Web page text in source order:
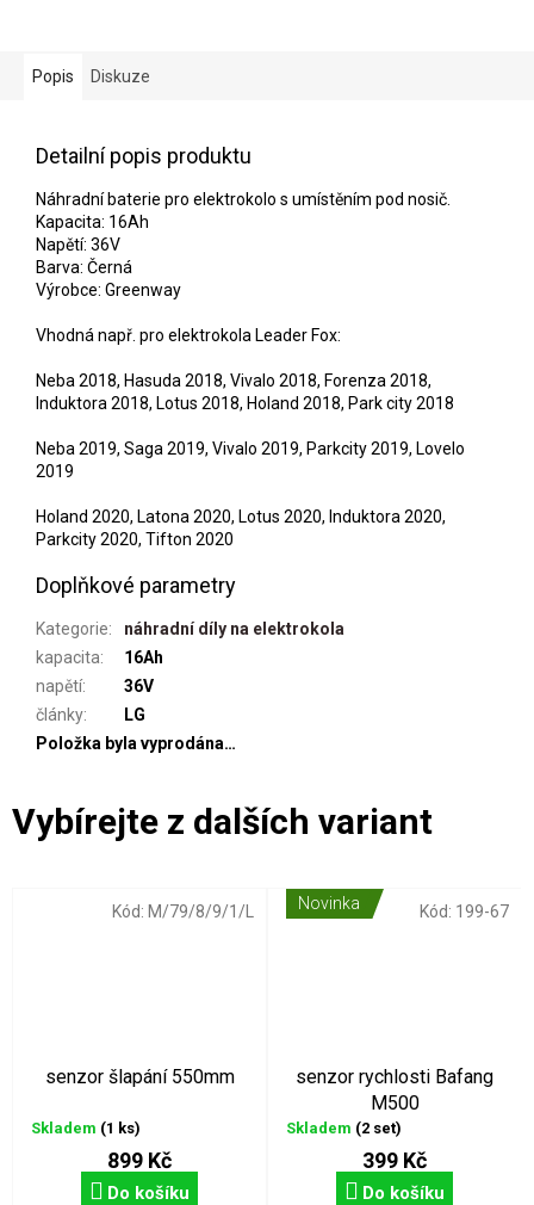
Popis Diskuze
Detailní popis produktu
Náhradní baterie pro elektrokolo s umístěním pod nosič.
Kapacita: 16Ah
Napětí: 36V
Barva: Černá
Výrobce: Greenway
Vhodná např. pro elektrokola Leader Fox:
Neba 2018, Hasuda 2018, Vivalo 2018, Forenza 2018,
Induktora 2018, Lotus 2018, Holand 2018, Park city 2018
Neba 2019, Saga 2019, Vivalo 2019, Parkcity 2019, Lovelo
2019
Holand 2020, Latona 2020, Lotus 2020, Induktora 2020,
Parkcity 2020, Tifton 2020
Doplňkové parametry
Kategorie:
náhradní díly na elektrokola
kapacita:
16Ah
napětí:
36V
články:
LG
Položka byla vyprodána…
senzor šlapání 550mm
Skladem (1 ks)
899 Kč
Do košíku
Kód: M/79/8/9/1/L Novinka
senzor rychlosti Bafang
M500
Skladem (2 set)
399 Kč
Do košíku
Kód: 199-67